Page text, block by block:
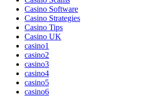
Casino Software
Casino Strategies
Casino Tips
Casino UK
casino1
casino2
casino3
casino4
casino5
casino6